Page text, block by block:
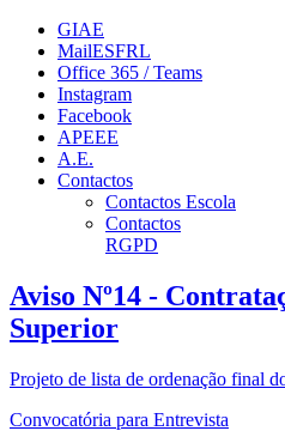
GIAE
MailESFRL
Office 365 / Teams
Instagram
Facebook
APEEE
A.E.
Contactos
Contactos Escola
Contactos
RGPD
Aviso Nº14 -
Superior
Projeto de lista de ordenação final
Convocatória para Entrevista